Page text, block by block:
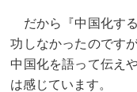
だから『中国化す
功しなかったのです
中国化を語って伝え
は感じています。